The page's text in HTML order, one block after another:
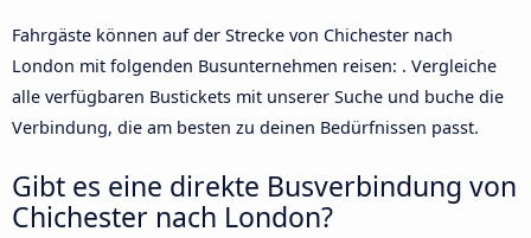
Fahrgäste können auf der Strecke von Chichester nach
London mit folgenden Busunternehmen reisen: . Vergleiche
alle verfügbaren Bustickets mit unserer Suche und buche die
Verbindung, die am besten zu deinen Bedürfnissen passt.
Gibt es eine direkte Busverbindung von
Chichester nach London?